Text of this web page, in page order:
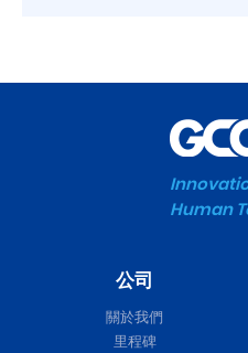
Human
公司
關於我們
里程碑